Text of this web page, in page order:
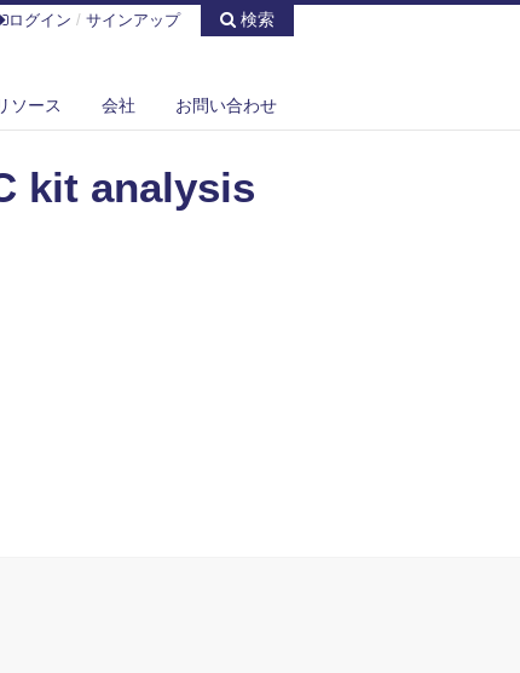
ログイン / サインアップ 検索
ソース 会社 お問い合わせ
kit analysis